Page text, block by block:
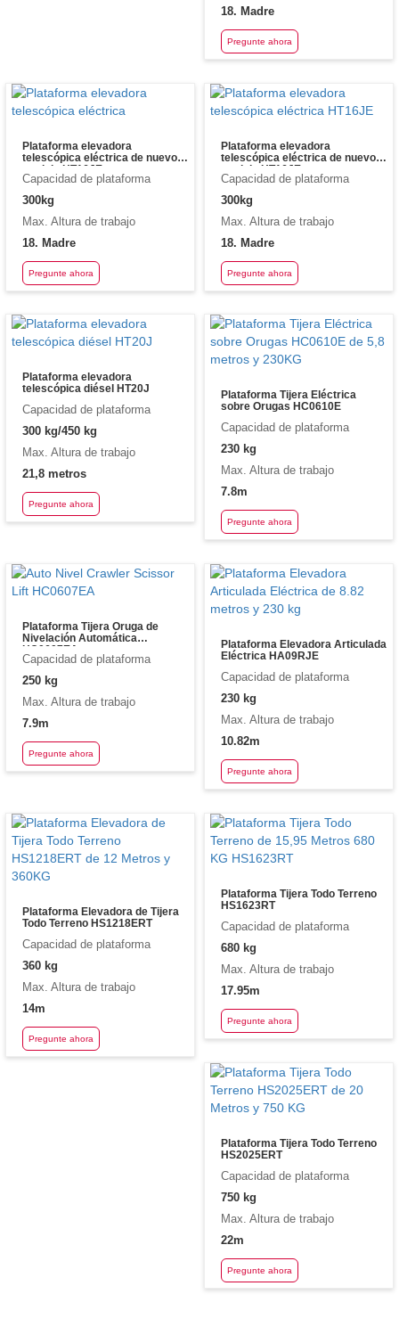
18. Madre
Pregunte ahora
Plataforma elevadora
telescópica eléctrica de nuevo
modelo HT16JE
Capacidad de plataforma
300kg
Max. Altura de trabajo
18. Madre
Pregunte ahora
Plataforma elevadora
telescópica eléctrica de nuevo
modelo HT16JE
Capacidad de plataforma
300kg
Max. Altura de trabajo
18. Madre
Pregunte ahora
Plataforma elevadora
telescópica diésel HT20J
Capacidad de plataforma
300 kg/450 kg
Max. Altura de trabajo
21,8 metros
Pregunte ahora
Plataforma Tijera Eléctrica
sobre Orugas HC0610E
Capacidad de plataforma
230 kg
Max. Altura de trabajo
7.8m
Pregunte ahora
Plataforma Tijera Oruga de
Nivelación Automática
HC0607EA
Capacidad de plataforma
250 kg
Max. Altura de trabajo
7.9m
Pregunte ahora
Plataforma Elevadora Articulada
Eléctrica HA09RJE
Capacidad de plataforma
230 kg
Max. Altura de trabajo
10.82m
Pregunte ahora
Plataforma Elevadora de Tijera
Todo Terreno HS1218ERT
Capacidad de plataforma
360 kg
Max. Altura de trabajo
14m
Pregunte ahora
Plataforma Tijera Todo Terreno
HS1623RT
Capacidad de plataforma
680 kg
Max. Altura de trabajo
17.95m
Pregunte ahora
Plataforma Tijera Todo Terreno
HS2025ERT
Capacidad de plataforma
750 kg
Max. Altura de trabajo
22m
Pregunte ahora